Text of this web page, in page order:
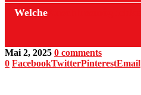
Welche
Mai 2, 2025 0 comments
0 FacebookTwitterPinterestEmail